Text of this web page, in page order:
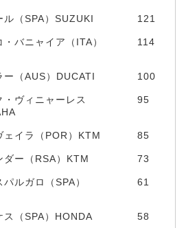
ル（SPA）SUZUKI 121
バニャイア（ITA）
114
ー（AUS）DUCATI 100
・ヴィニャーレス
95
ェイラ（POR）KTM 85
ダー（RSA）KTM 73
ルガロ（SPA）
61
ス（SPA）HONDA 58